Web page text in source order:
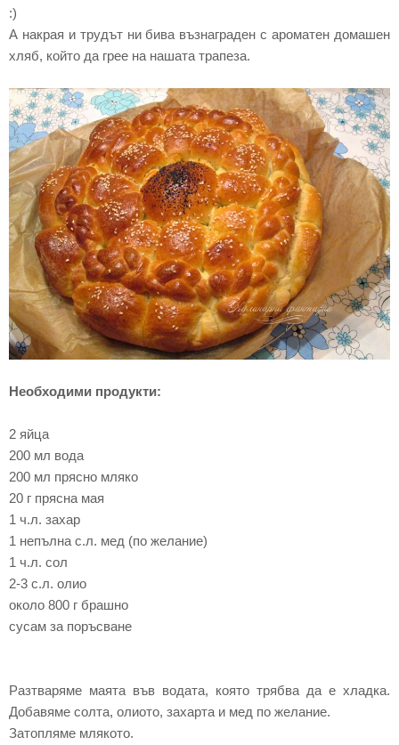
:)
А накрая и трудът ни бива възнаграден с ароматен домашен
хляб, който да грее на нашата трапеза.
Необходими продукти:
2 яйца
200 мл вода
200 мл прясно мляко
20 г прясна мая
1 ч.л. захар
1 непълна с.л. мед (по желание)
1 ч.л. сол
2-3 с.л. олио
около 800 г брашно
сусам за поръсване
Разтваряме маята във водата, която трябва да е хладка.
Добавяме солта, олиото, захарта и мед по желание.
Затопляме млякото.